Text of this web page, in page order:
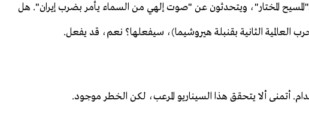
المختار"، ويتحدثون عن "صوت إلهي من السماء يأمر بضرب إيران". هل
العالمية الثانية بقنبلة هيروشيما)، سيفعلها؟ نعم، قد يفعل.
أتمنى ألا يتحقق هذا السيناريو المرعب، لكن الخطر موجود.